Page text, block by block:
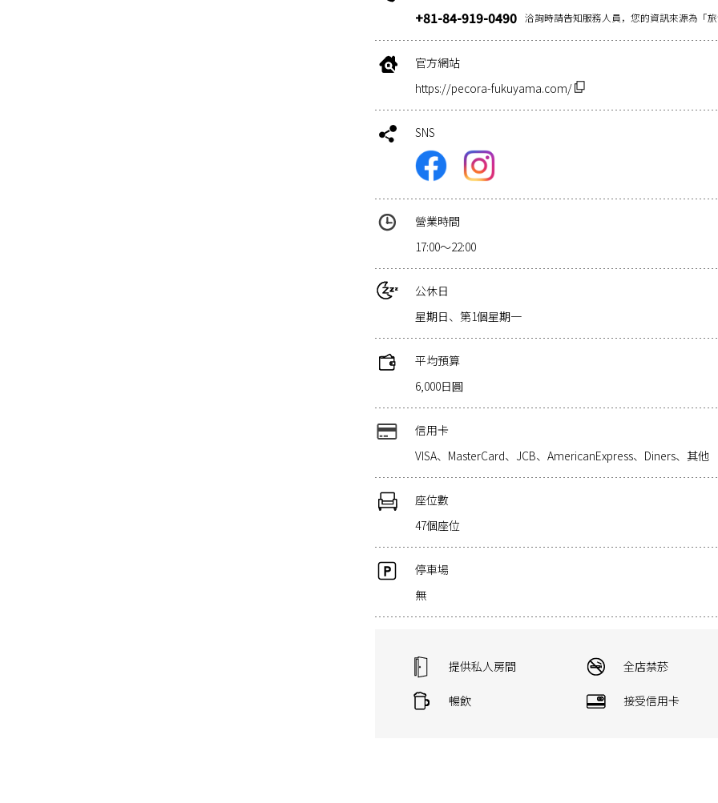
+81-84-919-0490 洽詢時請告知服務人員，您的資訊來源為「
官方網站
https://pecora-fukuyama.com/
SNS
營業時間
17:00～22:00
公休日
星期日、第1個星期一
平均預算
6,000日圓
信用卡
VISA、MasterCard、JCB、AmericanExpress、Diners、其他
座位數
47個座位
停車場
無
提供私人房間 全店禁菸
暢飲 接受信用卡